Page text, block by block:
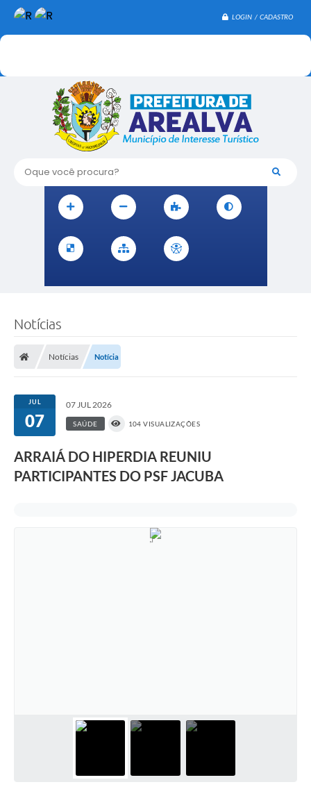
LOGIN / CADASTRO
Oque você procura?
Notícias
Notícias Notícia
JUL
07
07 JUL 2026
SAÚDE 104 VISUALIZAÇÕES
ARRAIÁ DO HIPERDIA REUNIU
PARTICIPANTES DO PSF JACUBA